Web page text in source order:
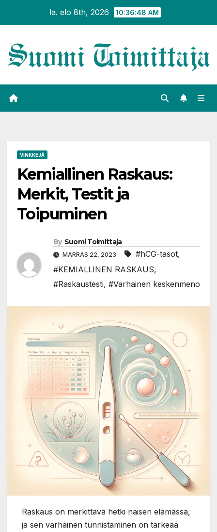
la. elo 8th, 2026 10:36:50 AM
VINKKEJÄ
Kemiallinen Raskaus:
Merkit, Testit ja
Toipuminen
By Suomi Toimittaja
MARRAS 22, 2023 #hCG-tasot,
#KEMIALLINEN RASKAUS,
#Raskaustesti, #Varhainen keskenmeno
Raskaus on merkittävä hetki naisen elämässä,
ja sen varhainen tunnistaminen on tärkeää